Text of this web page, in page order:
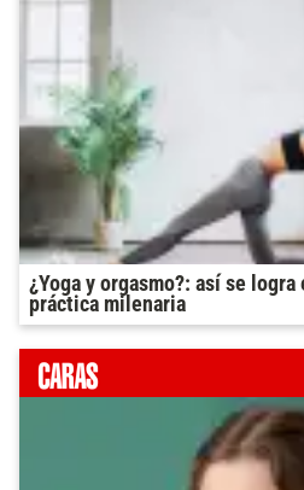
¿Yoga y orgasmo?: así se
práctica milenaria